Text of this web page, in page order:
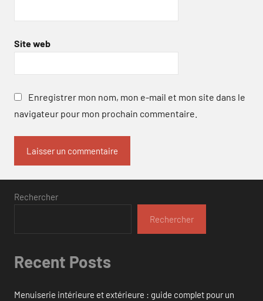
Site web
Enregistrer mon nom, mon e-mail et mon site dans le
navigateur pour mon prochain commentaire.
Rechercher
Rechercher
Recent Posts
Menuiserie intérieure et extérieure : guide complet pour un